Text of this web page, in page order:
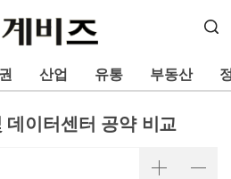
산업 유통 부동산
이터센터 공약 비교